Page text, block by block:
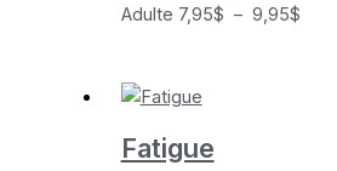
Adulte 7,95$ – 9,95$Plage
Fatigue